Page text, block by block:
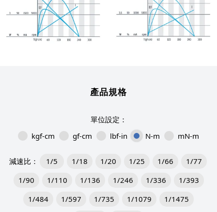
產品規格
kgf-cm gf-cm lbf-in N-m mN-m
1/5 1/18 1/20 1/25 1/66
1/77
1/90
1/110 1/136 1/246 1/336
1/393
1/484
1/597 1/735 1/1079
1/1475